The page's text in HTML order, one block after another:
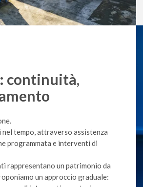
continuità,
tempo, attraverso assistenza
programmata e interventi di
rappresentano un patrimonio da
un approccio graduale: